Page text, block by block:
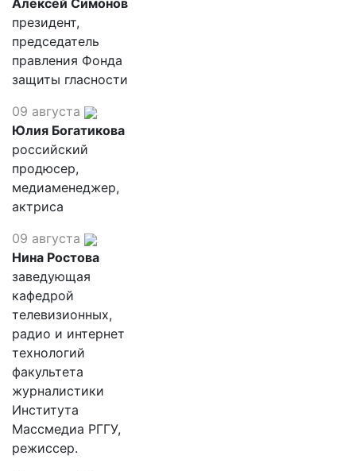
Алексей Симонов
президент,
председатель
правления Фонда
защиты гласности
09 августа
Юлия Богатикова
российский
продюсер,
медиаменеджер,
актриса
09 августа
Нина Ростова
заведующая
кафедрой
телевизионных,
радио и интернет
технологий
факультета
журналистики
Института
Массмедиа РГГУ,
режиссер.